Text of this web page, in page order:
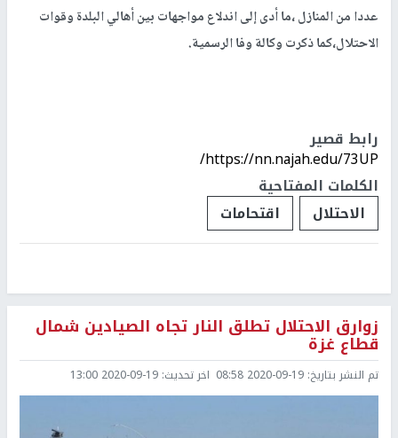
عددا من المنازل ،ما أدى إلى اندلاع مواجهات بين أهالي البلدة وقوات
الاحتلال،كما ذكرت وكالة وفا الرسمية.
رابط قصير
https://nn.najah.edu/73UP/
الكلمات المفتاحية
الاحتلال
اقتحامات
زوارق الاحتلال تطلق النار تجاه الصيادين شمال
قطاع غزة
تم النشر بتاريخ: 2020-09-19 08:58 اخر تحديث: 2020-09-19 13:00